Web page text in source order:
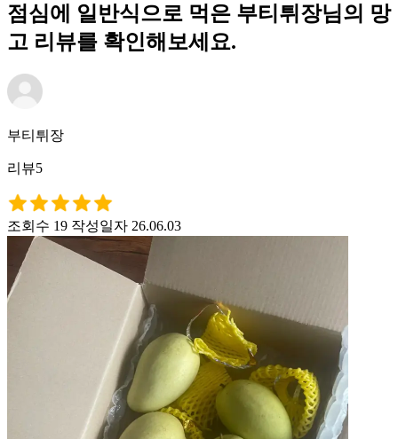
점심에 일반식으로 먹은 부티튀장님의 망
고 리뷰를 확인해보세요.
부티튀장
리뷰5
조회수 19 작성일자 26.06.03